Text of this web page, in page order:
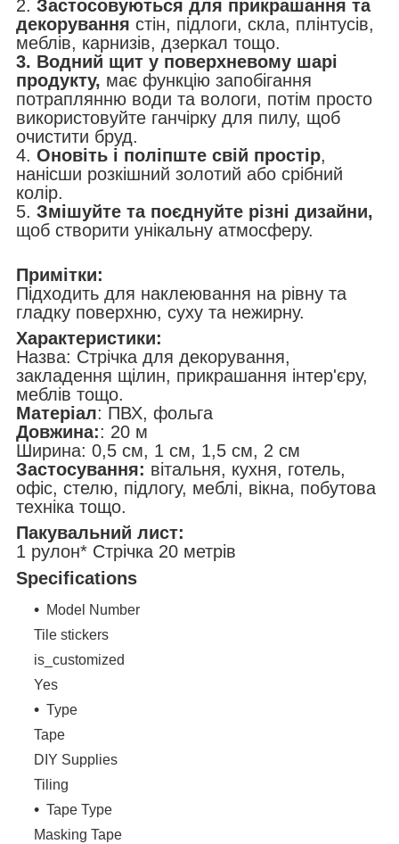
2. Застосовуються для прикрашання та
декорування стін, підлоги, скла, плінтусів,
меблів, карнизів, дзеркал тощо.
3. Водний щит у поверхневому шарі
продукту, має функцію запобігання
потраплянню води та вологи, потім просто
використовуйте ганчірку для пилу, щоб
очистити бруд.
4. Оновіть і поліпште свій простір,
нанісши розкішний золотий або срібний
колір.
5. Змішуйте та поєднуйте різні дизайни,
щоб створити унікальну атмосферу.
Примітки:
Підходить для наклеювання на рівну та
гладку поверхню, суху та нежирну.
Характеристики:
Назва: Стрічка для декорування,
закладення щілин, прикрашання інтер'єру,
меблів тощо.
Матеріал: ПВХ, фольга
Довжина:: 20 м
Ширина: 0,5 см, 1 см, 1,5 см, 2 см
Застосування: вітальня, кухня, готель,
офіс, стелю, підлогу, меблі, вікна, побутова
техніка тощо.
Пакувальний лист:
1 рулон* Стрічка 20 метрів
Specifications
Model Number
Tile stickers
is_customized
Yes
Type
Tape
DIY Supplies
Tiling
Tape Type
Masking Tape